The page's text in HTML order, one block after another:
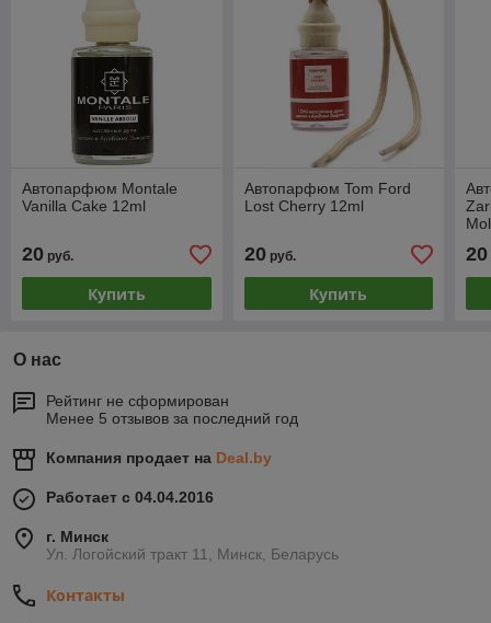
Автопарфюм Montale
Vanilla Cake 12ml
20 руб.
Купить
Автопарфюм Tom Ford
Lost Cherry 12ml
20руб.
Купить
20
О нас
Рейтинг не сформирован
Менее 5 отзывов за последний год
Компания продает на Deal.by
Работает с 04.04.2016
г. Минск
Ул. Логойский тракт 11, Минск, Беларусь
Контакты